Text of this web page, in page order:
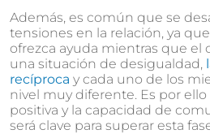
Además, es común que se
tensiones en la relación, ya
ofrezca ayuda mientras que el
una situación de desigualdad,
recíproca y cada uno de los
nivel muy diferente. Es por
positiva y la capacidad de
será clave para superar esta